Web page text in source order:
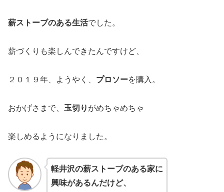
薪ストーブのある生活でした。
薪づくりも楽しんできたんですけど、
２０１９年、ようやく、 プロソーを購入。
おかげさまで、 玉切り がめちゃめちゃ
楽しめるようになりました。
軽井沢の薪ストーブのある家に
興味があるんだけど、